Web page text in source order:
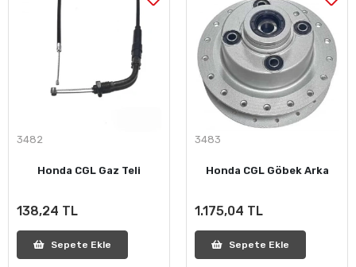
3482
Honda CGL Gaz Teli
138,24 TL
Sepete Ekle
3483
Honda CGL Göbek Arka
1.175,04 TL
Sepete Ekle